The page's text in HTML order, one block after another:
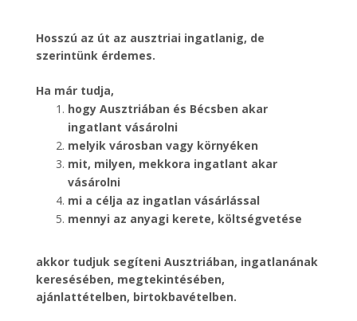
Hosszú az út az ausztriai ingatlanig, de
szerintünk érdemes.
Ha már tudja,
hogy Ausztriában és Bécsben akar
ingatlant vásárolni
melyik városban vagy környéken
mit, milyen, mekkora ingatlant akar
vásárolni
mi a célja az ingatlan vásárlással
mennyi az anyagi kerete, költségvetése
akkor tudjuk segíteni Ausztriában, ingatlanának
keresésében, megtekintésében,
ajánlattételben, birtokbavételben.